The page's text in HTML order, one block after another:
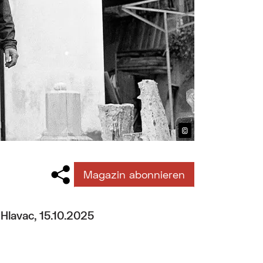
© Bildtext
Magazin abonnieren
15.10.2025